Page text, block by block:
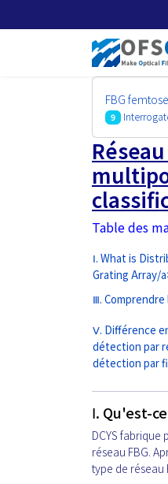
FBG
9
Table des
Ⅰ. What is
Grating Array/
Ⅲ.
Ⅴ. Différence
détection par
détection par
Ⅰ. Qu'est-
DCYS
réseau FBG.
type de réseau